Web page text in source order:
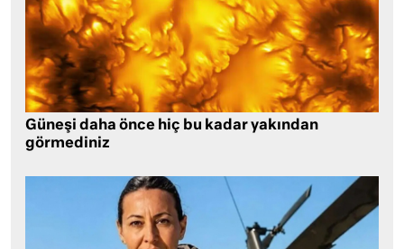
Güneşi daha önce hiç bu kadar yakından
görmediniz